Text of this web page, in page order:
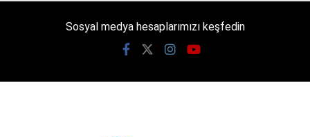
Sosyal medya hesaplarımızı keşfedin